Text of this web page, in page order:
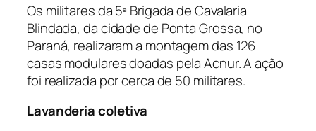
Os militares da 5ª Brigada de Cavalaria
Blindada, da cidade de Ponta Grossa, no
Paraná, realizaram a montagem das 126
casas modulares doadas pela Acnur. A ação
foi realizada por cerca de 50 militares.
Lavanderia coletiva